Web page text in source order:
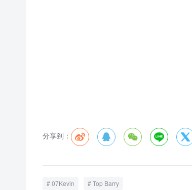
分享到：     
07Kevin Top Barry